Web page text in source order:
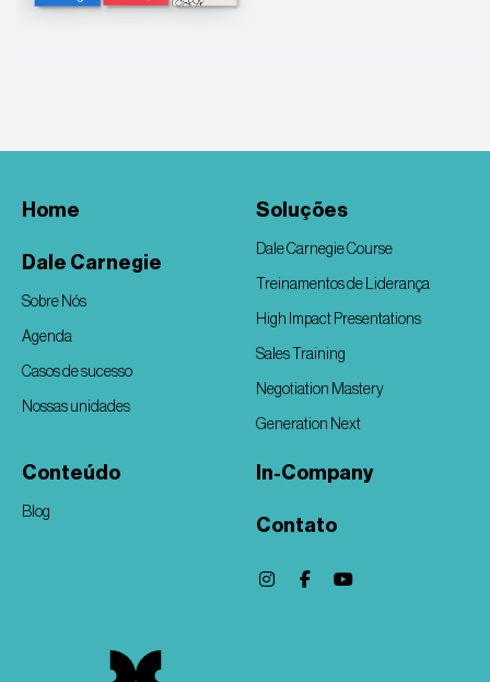
Home
Dale Carnegie
Sobre Nós
Agenda
Casos de sucesso
Nossas unidades
Soluções
Dale Carnegie Course
Treinamentos de Liderança
High Impact Presentations
Sales Training
Negotiation Mastery
Generation Next
Conteúdo
Blog
In-Company
Contato